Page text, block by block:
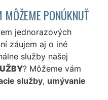
PONÚKNUŤ
jednorazových
záujem aj o iné
služby našej
? Môžeme vám
služby, umývanie